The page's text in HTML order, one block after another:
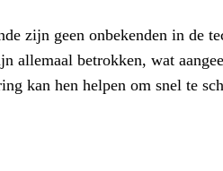
zijn geen onbekenden in de
allemaal betrokken, wat
kan hen helpen om snel te